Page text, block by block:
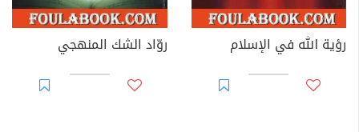
أبرز إسهامات الدكتور حسين صبري:
- تدريس مساقات الفلسفة والفكر الإسلامي والحضارة
الإسلامية على مستوى البكالوريوس والماجستير.
رؤية الله في الإسلام روّاد الشك المنهجي